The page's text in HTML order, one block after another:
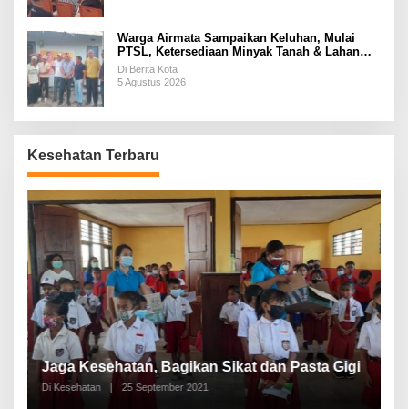
Warga Airmata Sampaikan Keluhan, Mulai
PTSL, Ketersediaan Minyak Tanah & Lahan
Pemakaman
Di Berita Kota
5 Agustus 2026
Kesehatan Terbaru
Jaga Kesehatan, Bagikan Sikat dan Pasta Gigi
Di Kesehatan 25 September 2021